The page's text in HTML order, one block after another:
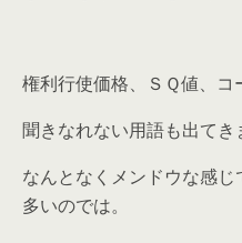
権利行使価格、ＳＱ値、コ
聞きなれない用語も出てき
なんとなくメンドウな感
多いのでは。